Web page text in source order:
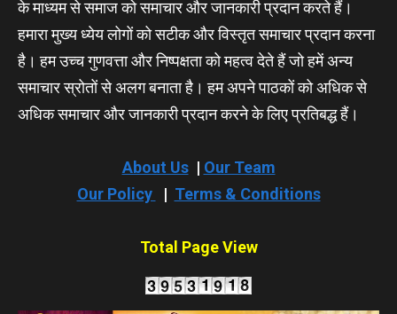
के माध्यम से समाज को समाचार और जानकारी प्रदान करते हैं।
हमारा मुख्य ध्येय लोगों को सटीक और विस्तृत समाचार प्रदान करना
है। हम उच्च गुणवत्ता और निष्पक्षता को महत्व देते हैं जो हमें अन्य
समाचार स्रोतों से अलग बनाता है। हम अपने पाठकों को अधिक से
अधिक समाचार और जानकारी प्रदान करने के लिए प्रतिबद्ध हैं।
About Us| Our Team
Our Policy
| Terms & Conditions
Total Page View